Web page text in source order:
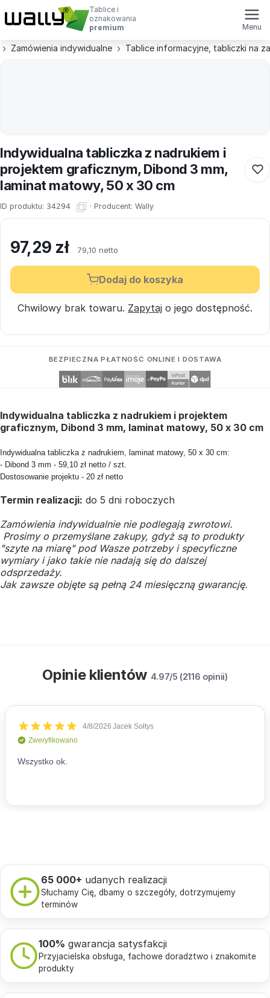
Tablice i
oznakowania
premium
Menu
Zamówienia indywidualne Tablice informacyjne, tabliczki na
Indywidualna tabliczka z nadrukiem i
projektem graficznym, Dibond 3 mm,
laminat matowy, 50 x 30 cm
ID produktu: 34294 · Producent: Wally
97,29 zł 79,10 netto
Dodaj do koszyka
Chwilowy brak towaru. Zapytaj o jego dostępność.
BEZPIECZNA PŁATNOŚĆ ONLINE I DOSTAWA
Indywidualna tabliczka z nadrukiem i projektem
graficznym, Dibond 3 mm, laminat matowy, 50 x 30 cm
Indywidualna tabliczka z nadrukiem, laminat matowy, 50 x 30 cm:
- Dibond 3 mm - 59,10 zł netto / szt.
Dostosowanie projektu - 20 zł netto
Termin realizacji: do 5 dni roboczych
Zamówienia indywidualnie nie podlegają zwrotowi.
Prosimy o przemyślane zakupy, gdyż są to produkty
"szyte na miarę" pod Wasze potrzeby i specyficzne
wymiary i jako takie nie nadają się do dalszej
odsprzedaży.
Jak zawsze objęte są pełną 24 miesięczną gwarancję.
Opinie klientów 4.97/5 (2116 opinii)
65 000+ udanych realizacji
Słuchamy Cię, dbamy o szczegóły, dotrzymujemy
terminów
100% gwarancja satysfakcji
Przyjacielska obsługa, fachowe doradztwo i znakomite
produkty